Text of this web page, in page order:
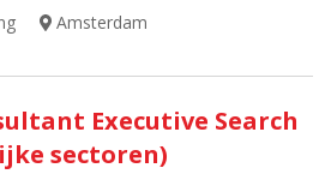
Amsterdam
Executive Search
sectoren)